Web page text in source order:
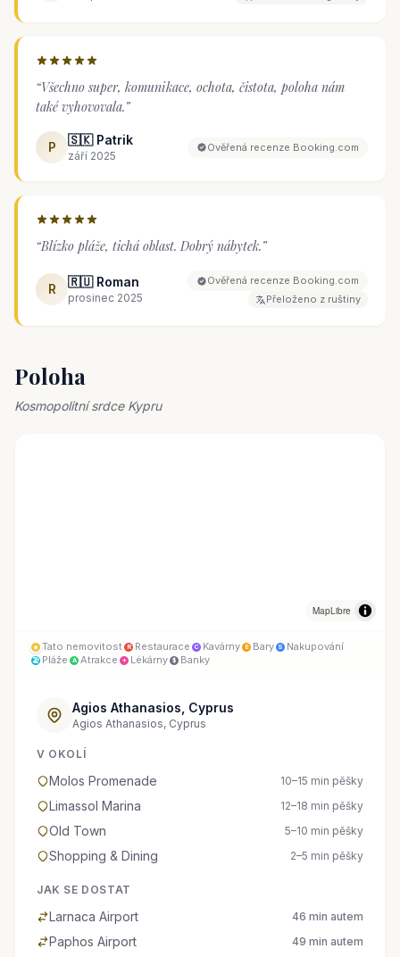
to a ještě vyměnil pánvici za úplně novou na naši žádost.
Komunikace s majitelem byla rychlá a zdvořilá a pozdní
check-in o půlnoci proběhl bez problémů. Celkově jsme byli se
svým pobytem spokojeni a můžeme tento apartmán
doporučit.”
“Všechno super, komunikace, ochota, čistota, poloha nám
také vyhovovala.”
P 🇸🇰 Patrik
září 2025
Ověřená recenze Booking.com
“Blízko pláže, tichá oblast. Dobrý nábytek.”
R 🇷🇺 Roman
prosinec 2025
Ověřená recenze Booking.com
Přeloženo z ruštiny
Poloha
Kosmopolitní srdce Kypru
MapLibre
Tato nemovitost R Restaurace C Kavárny B Bary S Nakupování
🏖 Pláže A Atrakce + Lékárny $ Banky
Agios Athanasios, Cyprus
Agios Athanasios, Cyprus
V OKOLÍ
Molos Promenade 10–15 min pěšky
Limassol Marina 12–18 min pěšky
Old Town 5–10 min pěšky
Shopping & Dining 2–5 min pěšky
JAK SE DOSTAT
Larnaca Airport 46 min autem
Paphos Airport 49 min autem